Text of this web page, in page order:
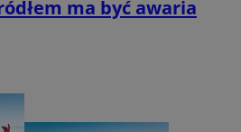
ma być awaria